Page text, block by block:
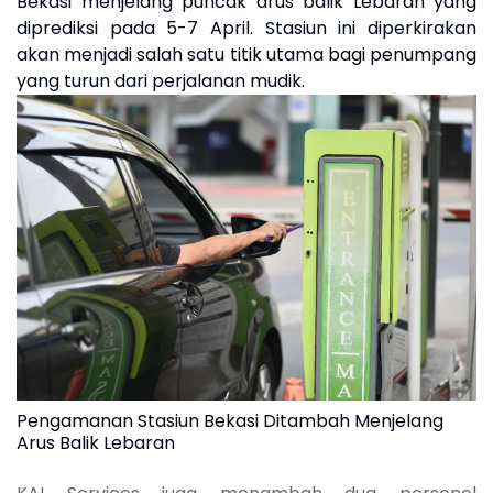
diprediksi pada 5-7 April. Stasiun ini diperkirakan
akan menjadi salah satu titik utama bagi penumpang
yang turun dari perjalanan mudik.
Pengamanan Stasiun Bekasi Ditambah Menjelang
Arus Balik Lebaran